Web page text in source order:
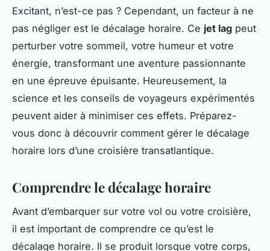
Excitant, n’est-ce pas ? Cependant, un facteur à ne
pas négliger est le décalage horaire. Ce jet lag peut
perturber votre sommeil, votre humeur et votre
énergie, transformant une aventure passionnante
en une épreuve épuisante. Heureusement, la
science et les conseils de voyageurs expérimentés
peuvent aider à minimiser ces effets. Préparez-
vous donc à découvrir comment gérer le décalage
horaire lors d’une croisière transatlantique.
Comprendre le décalage horaire
Avant d’embarquer sur votre vol ou votre croisière,
il est important de comprendre ce qu’est le
décalage horaire. Il se produit lorsque votre corps,